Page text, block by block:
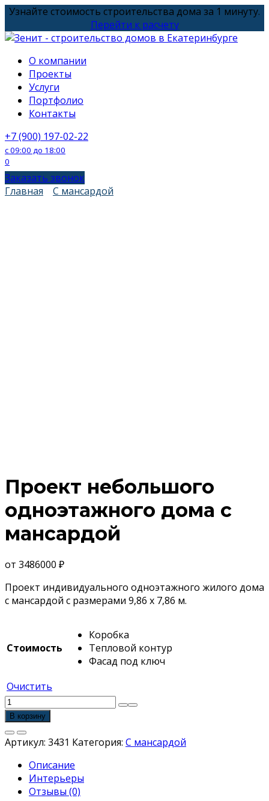
Перейти
содержанию
Узнайте стоимость строительства дома за 1 минуту.
Перейти к расчету
О компании
Проекты
Услуги
Портфолио
Контакты
+7 (900) 197-02-22
с 09:00 до 18:00
0
Заказать звонок
Главная
С мансардой
Проект небольшого
одноэтажного дома с
мансардой
от 3486000 ₽
Проект индивидуального одноэтажного жилого дома
с мансардой с размерами 9,86 x 7,86 м.
Стоимость
Коробка
Тепловой контур
Фасад под ключ
Очистить
Количество
товара
небольшого
дома
мансардой
В корзину
Артикул: 3431 Категория: С мансардой
Описание
Интерьеры
Отзывы (0)